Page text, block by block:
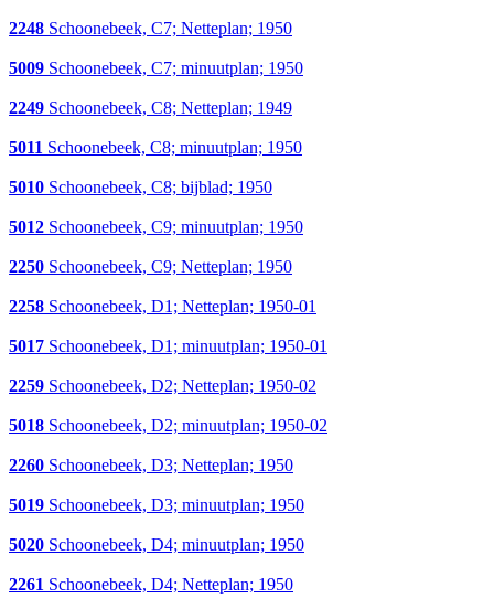
2248 Schoonebeek, C7; Netteplan; 1950
5009 Schoonebeek, C7; minuutplan; 1950
2249 Schoonebeek, C8; Netteplan; 1949
5011 Schoonebeek, C8; minuutplan; 1950
5010 Schoonebeek, C8; bijblad; 1950
5012 Schoonebeek, C9; minuutplan; 1950
2250 Schoonebeek, C9; Netteplan; 1950
2258 Schoonebeek, D1; Netteplan; 1950-01
5017 Schoonebeek, D1; minuutplan; 1950-01
2259 Schoonebeek, D2; Netteplan; 1950-02
5018 Schoonebeek, D2; minuutplan; 1950-02
2260 Schoonebeek, D3; Netteplan; 1950
5019 Schoonebeek, D3; minuutplan; 1950
5020 Schoonebeek, D4; minuutplan; 1950
2261 Schoonebeek, D4; Netteplan; 1950